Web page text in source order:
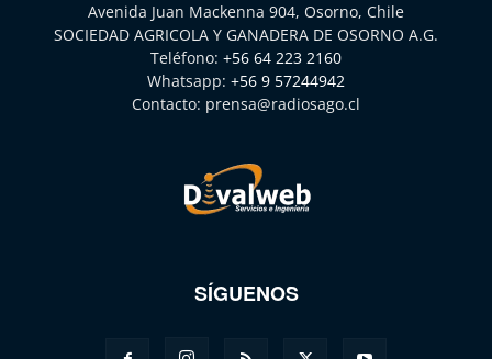
Avenida Juan Mackenna 904, Osorno, Chile
SOCIEDAD AGRICOLA Y GANADERA DE OSORNO A.G.
Teléfono: +56 64 223 2160
Whatsapp: +56 9 57244942
Contacto: prensa@radiosago.cl
SÍGUENOS